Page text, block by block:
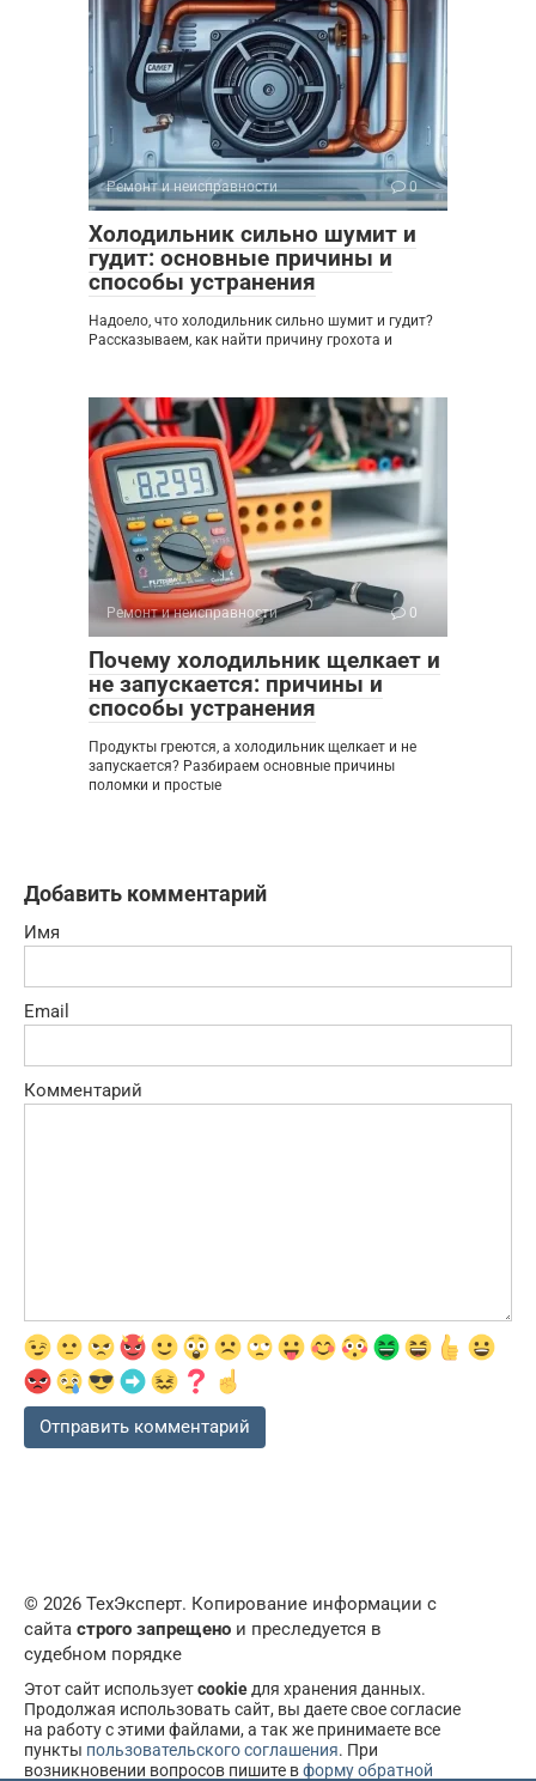
Ремонт и неисправности 0
Холодильник сильно шумит и
гудит: основные причины и
способы устранения
Надоело, что холодильник сильно шумит и гудит?
Рассказываем, как найти причину грохота и
Ремонт и неисправности 0
Почему холодильник щелкает и
не запускается: причины и
способы устранения
Продукты греются, а холодильник щелкает и не
запускается? Разбираем основные причины
поломки и простые
Добавить комментарий
Имя
Email
Комментарий
© 2026 ТехЭксперт. Копирование информации с
сайта строго запрещено и преследуется в
судебном порядке
Этот сайт используетcookieдля хранения данных.
Продолжая использовать сайт, вы даете свое согласие
на работу с этими файлами, а так же принимаете все
пункты пользовательского соглашения. При
возникновении вопросов пишите вформу обратной